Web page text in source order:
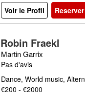
Voir le Profil
Robin Fraekl
Martin Garrix
Pas d'avis
Dance, World music,
€200 - €2000